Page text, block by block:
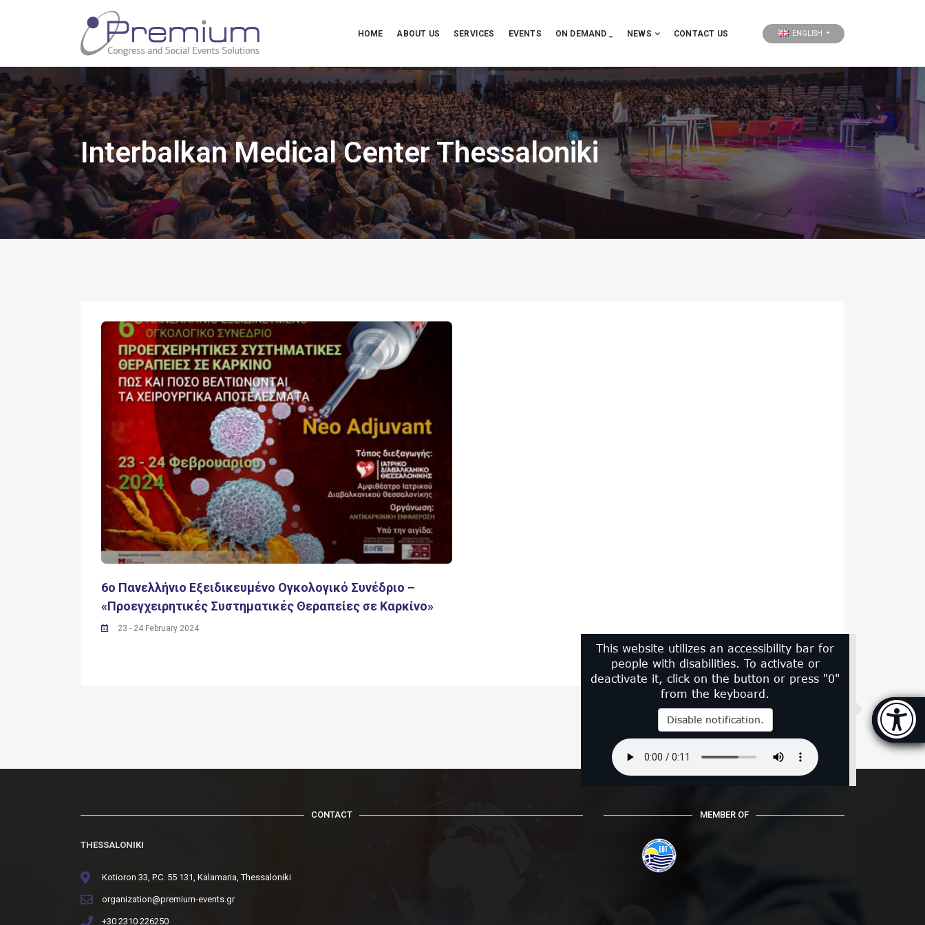
This website utilizes an accessibility bar for
people with disabilities. To activate or
deactivate it, click on the button or press "0"
from the keyboard.
Disable notification.
HOME ABOUT US SERVICES EVENTS ON DEMAND _ NEWS CONTACT US ENGLISH
Interbalkan Medical Center Thessaloniki
6ο Πανελλήνιο Εξειδικευμένο Ογκολογικό Συνέδριο –
«Προεγχειρητικές Συστηματικές Θεραπείες σε Καρκίνο»
23 - 24 February 2024
CONTACT
THESSALONIKI
Kotioron 33, P.C. 55 131, Kalamaria, Thessaloniki
organization@premium-events.gr
+30 2310 226250
MEMBER OF